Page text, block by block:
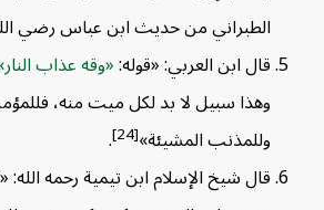
الطبراني من حديث ابن عباس رضي الله
قال ابن العربي: «قوله: وقه عذاب النار ،
وهذا سبيل لا بد لكل ميت منه، فللمؤمن
وللمذنب المشيئة»[24]
.
قال شيخ الإسلام ابن تيمية رحمه الله: